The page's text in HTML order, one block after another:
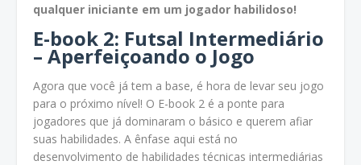
qualquer iniciante em um jogador habilidoso!
E-book 2: Futsal Intermediário
– Aperfeiçoando o Jogo
Agora que você já tem a base, é hora de levar seu jogo
para o próximo nível! O E-book 2 é a ponte para
jogadores que já dominaram o básico e querem afiar
suas habilidades. A ênfase aqui está no
desenvolvimento de habilidades técnicas intermediárias